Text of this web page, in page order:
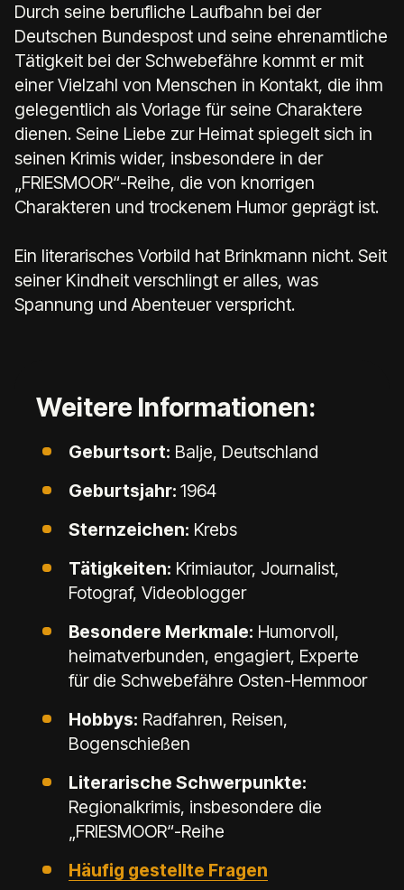
Durch seine berufliche Laufbahn bei der
Deutschen Bundespost und seine ehrenamtliche
Tätigkeit bei der Schwebefähre kommt er mit
einer Vielzahl von Menschen in Kontakt, die ihm
gelegentlich als Vorlage für seine Charaktere
dienen. Seine Liebe zur Heimat spiegelt sich in
seinen Krimis wider, insbesondere in der
„FRIESMOOR“-Reihe, die von knorrigen
Charakteren und trockenem Humor geprägt ist.
Ein literarisches Vorbild hat Brinkmann nicht. Seit
seiner Kindheit verschlingt er alles, was
Spannung und Abenteuer verspricht.
Weitere Informationen:
Geburtsort: Balje, Deutschland
Geburtsjahr: 1964
Sternzeichen: Krebs
Tätigkeiten: Krimiautor, Journalist,
Fotograf, Videoblogger
Besondere Merkmale: Humorvoll,
heimatverbunden, engagiert, Experte
für die Schwebefähre Osten-Hemmoor
Hobbys: Radfahren, Reisen,
Bogenschießen
Literarische Schwerpunkte:
Regionalkrimis, insbesondere die
„FRIESMOOR“-Reihe
Häufig gestellte Fragen